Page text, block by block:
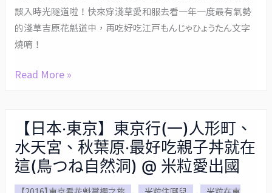
國
隊
美
食
Lobster
明
治
@
逛
Yamashiroya
具
超
好
吃
的
誤入時光隧道啦！快來穿淺草愛和服去看一年一度最有氣勢
的淺草吉原花魁道中，再吃好吃江戸もんじゃひょうたん文字
燒唷！
淺
草
和
有
氣
勢
Read More »
【日本‧東京】東京行(一)人形町、
水天宮、秋葉原‧最好吃親子丼就在
這(鳥つね自然洞) @ 米粒愛出國
【日
本‧
東